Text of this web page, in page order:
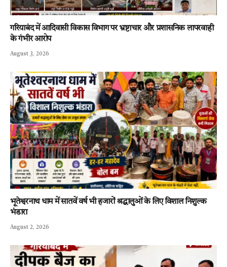
गरियाबंद में आदिवासी विकास विभाग पर भ्रष्टाचार और प्रशासनिक लापरवाही
के गंभीर आरोप
August 3, 2026
भूतेश्वरनाथ धाम में सातवें वर्ष भी हजारों श्रद्धालुओं के लिए विशाल निशुल्क
भंडारा
August 2, 2026